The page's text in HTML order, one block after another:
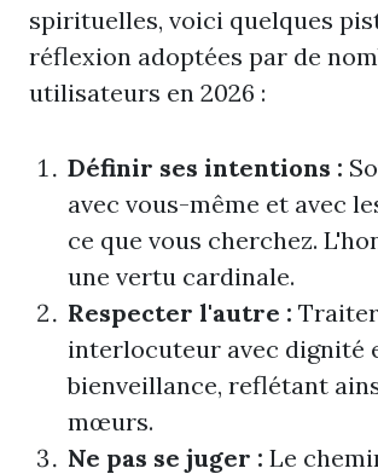
spirituelles, voici quelques
réflexion adoptées par de
utilisateurs en 2026 :
Définir ses intentions :
avec vous-même et avec
ce que vous cherchez.
une vertu cardinale.
Respecter l'autre :
interlocuteur avec dignité
bienveillance, reflétant
mœurs.
Ne pas se juger : Le